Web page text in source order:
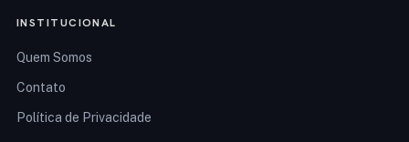
INSTITUCIONAL
Quem Somos
Contato
Política de Privacidade